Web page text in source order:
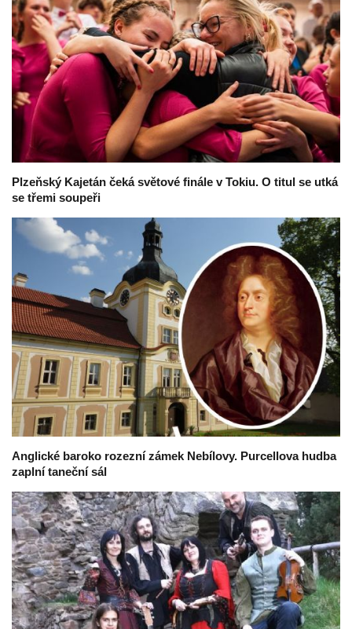
Plzeňský Kajetán čeká světové finále v Tokiu. O titul se utká
se třemi soupeři
Anglické baroko rozezní zámek Nebílovy. Purcellova hudba
zaplní taneční sál